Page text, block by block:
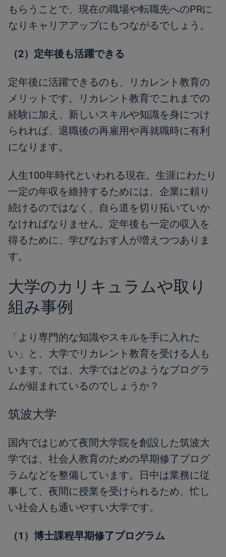
もらうことで、現在の職場や転職先へのPRに
なりキャリアアップにもつながるでしょう。
（2）定年後も活躍できる
定年後に活躍できるのも、リカレント教育の
メリットです。リカレント教育でこれまでの
経験に加え、新しいスキルや知識を身につけ
られれば、退職後の再雇用や再就職時に有利
になります。
人生100年時代といわれる現在。生涯にわたり
一定の年収を維持するためには、企業に頼り
続けるのではなく、自ら道を切り拓いていか
なければなりません。定年後も一定の収入を
得るために、学びなおす人が増えつつありま
す。
大学のカリキュラムや取り
組み事例
「より専門的な知識やスキルを手に入れた
い」と、大学でリカレント教育を受ける人も
います。では、大学ではどのようなプログラ
ムが組まれているのでしょうか？
筑波大学
国内ではじめて夜間大学院を創設した筑波大
学では、社会人教育のための早期修了プログ
ラムなどを整備しています。日中は業務に従
事して、夜間に授業を受けられるため、忙し
い社会人も通いやすい大学です。
（1）博士課程早期修了プログラム